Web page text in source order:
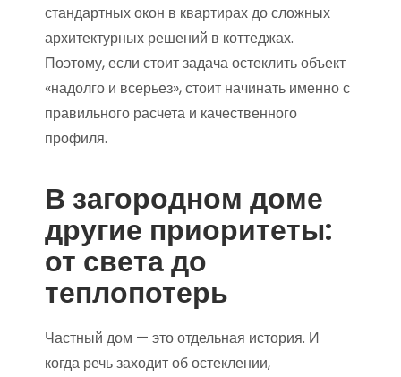
стандартных окон в квартирах до сложных
архитектурных решений в коттеджах.
Поэтому, если стоит задача остеклить объект
«надолго и всерьез», стоит начинать именно с
правильного расчета и качественного
профиля.
В загородном доме
другие приоритеты:
от света до
теплопотерь
Частный дом — это отдельная история. И
когда речь заходит об остеклении,